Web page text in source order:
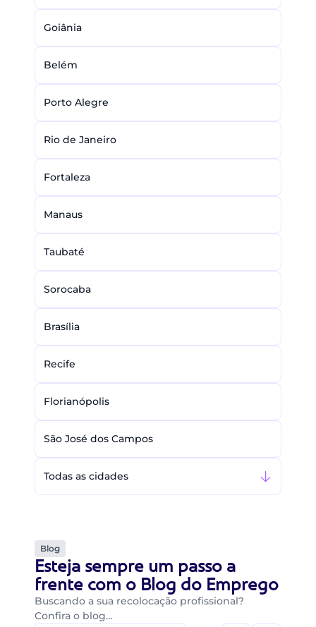
Goiânia
Belém
Porto Alegre
Rio de Janeiro
Fortaleza
Manaus
Taubaté
Sorocaba
Brasília
Recife
Florianópolis
São José dos Campos
Todas as cidades
Blog
Esteja sempre um passo a
frente com o Blog do Emprego
Buscando a sua recolocação profissional?
Confira o blog…